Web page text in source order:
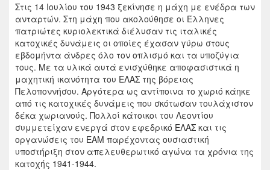
Στις 14 Ιουλίου του 1943 ξεκίνησε η μάχη με ενέδρα των
ανταρτών. Στη μάχη που ακολούθησε οι Έλληνες
πατριώτες κυριολεκτικά διέλυσαν τις ιταλικές
κατοχικές δυνάμεις οι οποίες έχασαν γύρω στους
εβδομήντα άνδρες όλο τον οπλισμό και τα υποζύγια
τους. Με τα υλικά αυτά ενισχύθηκε αποφασιστικά η
μαχητική ικανότητα του ΕΛΑΣ της βόρειας
Πελοποννήσου. Αργότερα ως αντίποινα το χωριό κάηκε
από τις κατοχικές δυνάμεις που σκότωσαν τουλάχιστον
δέκα χωριανούς. Πολλοί κάτοικοι του Λεοντίου
συμμετείχαν ενεργά στον εφεδρικό ΕΛΑΣ και τις
οργανώσεις του ΕΑΜ παρέχοντας ουσιαστική
υποστήριξη στον απελευθερωτικό αγώνα τα χρόνια της
κατοχής 1941-1944.